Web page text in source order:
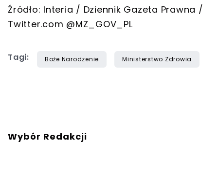
Źródło: Interia / Dziennik Gazeta Prawna /
Twitter.com @MZ_GOV_PL
Tagi: Boże Narodzenie Ministerstwo Zdrowia
Wybór Redakcji